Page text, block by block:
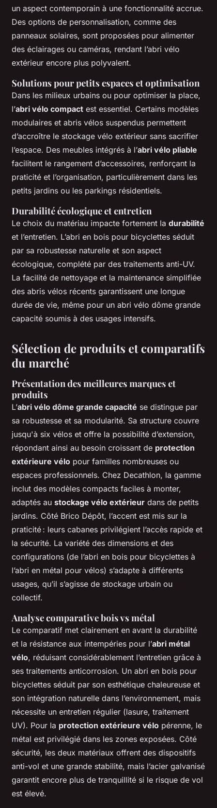
un aspect contemporain à une fonctionnalité accrue.
Des options de personnalisation, comme des
panneaux solaires, sont proposées pour alimenter
des éclairages ou caméras, rendant l’abri vélo
extérieur encore plus polyvalent.
Solutions pour petits espaces et optimisation
Dans les milieux urbains ou pour optimiser la place,
l’abri vélo compact est essentiel. Certains modèles
modulaires et abris vélos suspendus permettent
d’accroître le stockage vélo extérieur sans sacrifier
l’espace. Des meubles intégrés à l’abri vélo pliable
facilitent le rangement d’accessoires, renforçant la
praticité et l’organisation, particulièrement dans les
petits jardins ou les parkings résidentiels.
Durabilité écologique et entretien
Le choix du matériau impacte fortement la durabilité
et l’entretien. L’abri en bois pour bicyclettes séduit
par sa robustesse naturelle et son aspect
écologique, complété par des traitements anti-UV.
La facilité de nettoyage et la maintenance simplifiée
des abris vélos récents garantissent une longue
durée de vie, même pour un abri vélo dôme grande
capacité soumis à des usages intensifs.
Sélection de produits et comparatifs
du marché
Présentation des meilleures marques et
produits
L’abri vélo dôme grande capacité se distingue par
sa robustesse et sa modularité. Sa structure couvre
jusqu'à six vélos et offre la possibilité d’extension,
répondant ainsi au besoin croissant de protection
extérieure vélo pour familles nombreuses ou
espaces professionnels. Chez Decathlon, la gamme
inclut des modèles compacts faciles à monter,
adaptés au stockage vélo extérieur dans de petits
jardins. Côté Brico Dépôt, l’accent est mis sur la
praticité : leurs cabanes privilégient l’accès rapide et
la sécurité. La variété des dimensions et des
configurations (de l’abri en bois pour bicyclettes à
l’abri en métal pour vélos) s’adapte à différents
usages, qu’il s’agisse de stockage urbain ou
collectif.
Analyse comparative bois vs métal
Le comparatif met clairement en avant la durabilité
et la résistance aux intempéries pour l’abri métal
vélo, réduisant considérablement l’entretien grâce à
ses traitements anticorrosion. Un abri en bois pour
bicyclettes séduit par son esthétique chaleureuse et
son intégration naturelle dans l’environnement, mais
nécessite un entretien régulier (lasure, traitement
UV). Pour la protection extérieure vélo pérenne, le
métal est privilégié dans les zones exposées. Côté
sécurité, les deux matériaux offrent des dispositifs
anti-vol et une grande stabilité, mais l’acier galvanisé
garantit encore plus de tranquillité si le risque de vol
est élevé.